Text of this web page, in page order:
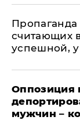
​Пропаганда
считающих
успешной,
Оппозиция
мужчин –